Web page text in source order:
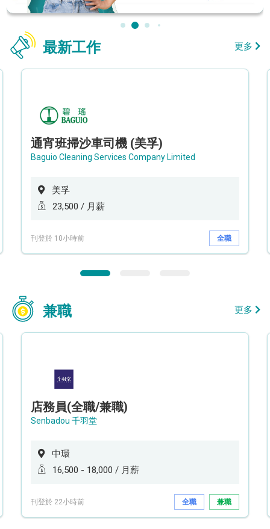
最新工作 更多
通宵班掃沙車司機 (美孚)
Baguio Cleaning Services Company Limited
美孚
23,500 / 月薪
刊登於 10小時前 全職
兼職 更多
店務員(全職/兼職)
Senbadou 千羽堂
中環
16,500 - 18,000 / 月薪
刊登於 22小時前 全職 兼職